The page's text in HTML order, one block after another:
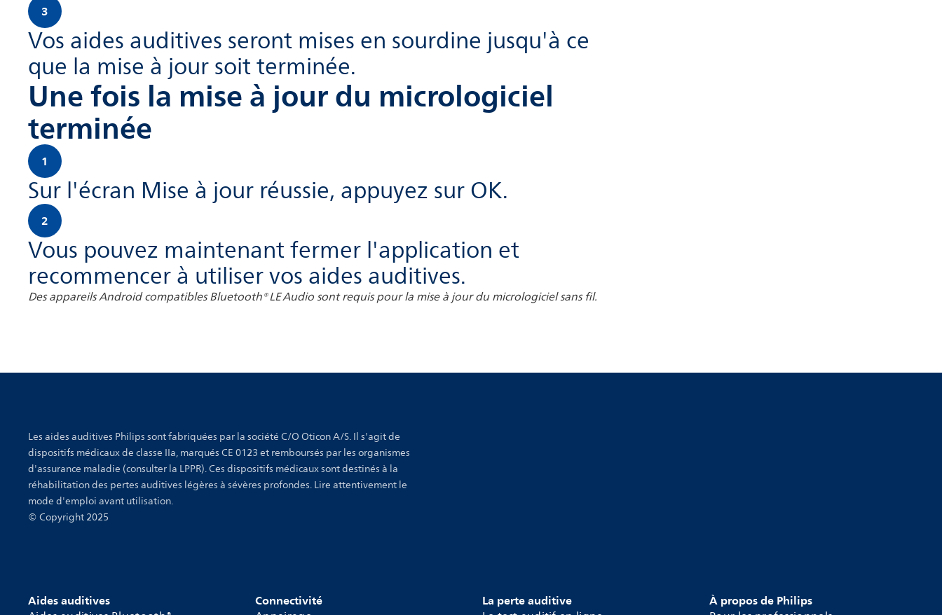
3
Vos aides auditives seront mises en sourdine jusqu'à ce
que la mise à jour soit terminée.
Une fois la mise à jour du micrologiciel
terminée
1
Sur l'écran Mise à jour réussie, appuyez sur OK.
2
Vous pouvez maintenant fermer l'application et
recommencer à utiliser vos aides auditives.
Des appareils Android compatibles Bluetooth® LE Audio sont requis pour la mise à jour du micrologiciel sans fil.
Les aides auditives Philips sont fabriquées par la société C/O Oticon A/S. Il s'agit de
dispositifs médicaux de classe IIa, marqués CE 0123 et remboursés par les organismes
d'assurance maladie (consulter la LPPR). Ces dispositifs médicaux sont destinés à la
réhabilitation des pertes auditives légères à sévères profondes. Lire attentivement le
mode d'emploi avant utilisation.
© Copyright 2025
Aides auditives Connectivité La perte auditive À propos de Philips